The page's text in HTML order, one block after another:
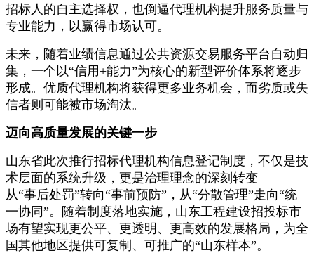
招标人的自主选择权，也倒逼代理机构提升服务质量与
专业能力，以赢得市场认可。
未来，随着业绩信息通过公共资源交易服务平台自动归
集，一个以“信用+能力”为核心的新型评价体系将逐步
形成。优质代理机构将获得更多业务机会，而劣质或失
信者则可能被市场淘汰。
迈向高质量发展的关键一步
山东省此次推行招标代理机构信息登记制度，不仅是技
术层面的系统升级，更是治理理念的深刻转变——
从“事后处罚”转向“事前预防”，从“分散管理”走向“统
一协同”。随着制度落地实施，山东工程建设招投标市
场有望实现更公平、更透明、更高效的发展格局，为全
国其他地区提供可复制、可推广的“山东样本”。